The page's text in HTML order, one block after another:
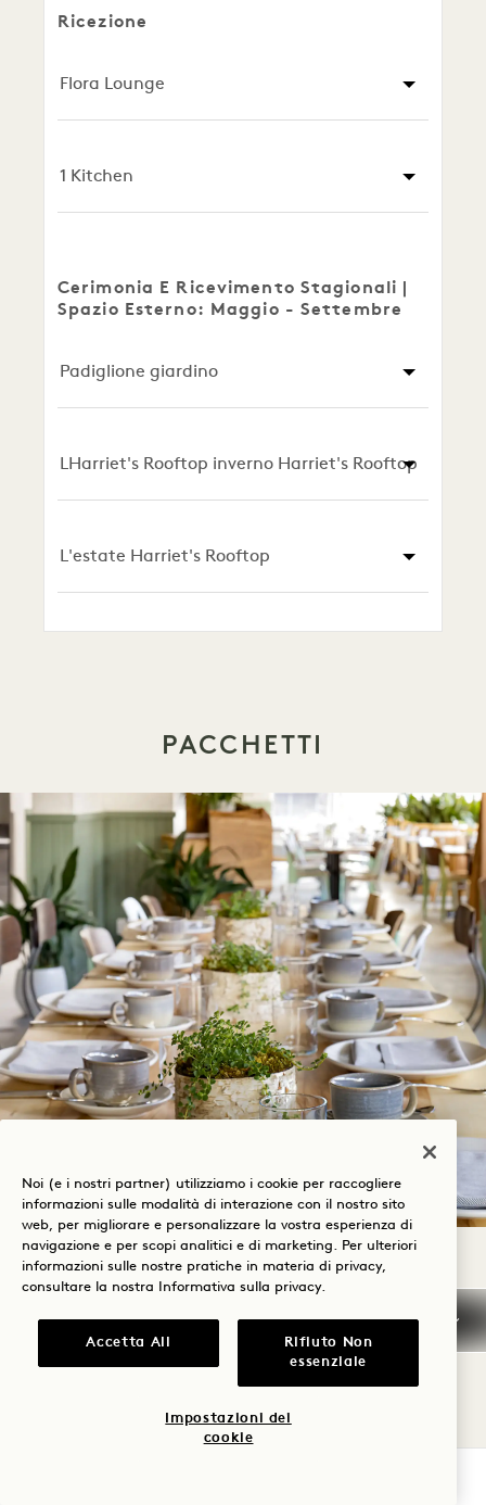
Ricezione
Flora Lounge
1 Kitchen
Cerimonia E Ricevimento Stagionali |
Spazio Esterno: Maggio - Settembre
Padiglione giardino
LHarriet's Rooftop inverno Harriet's Rooftop
L'estate Harriet's Rooftop
PACCHETTI
FELICI E CONTENTI
bevande.
Questo pacchetto include anche una
Noi (e i nostri partner) utilizziamo i cookie per raccogliere
informazioni sulle modalità di interazione con il nostro sito
web, per migliorare e personalizzare la vostra esperienza di
navigazione e per scopi analitici e di marketing. Per ulteriori
informazioni sulle nostre pratiche in materia di privacy,
consultare la nostra
Informativa sulla privacy.
Accetta All
Rifiuto Non
essenziale
Impostazioni dei
cookie